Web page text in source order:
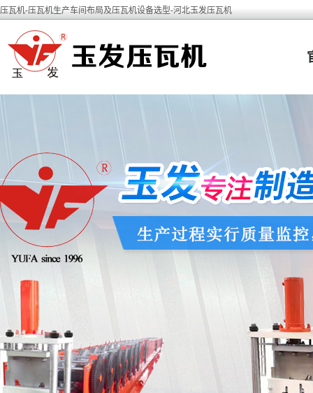
压瓦机-压瓦机生产车间布局及压瓦机设备选型-河北玉发压瓦机